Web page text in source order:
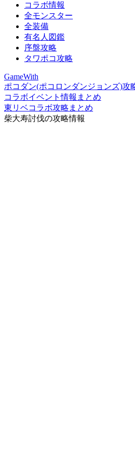
コラボ情報
全モンスター
全装備
有名人図鑑
序盤攻略
タワポコ攻略
GameWith
ポコダン(ポコロンダンジョンズ)攻
コラボイベント情報まとめ
東リベコラボ攻略まとめ
柴大寿討伐の攻略情報